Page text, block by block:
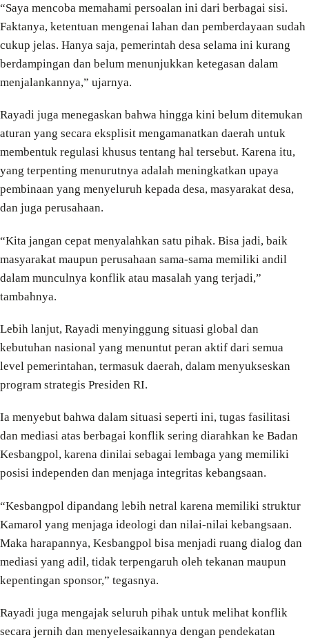
“Saya mencoba memahami persoalan ini dari berbagai sisi.
Faktanya, ketentuan mengenai lahan dan pemberdayaan sudah
cukup jelas. Hanya saja, pemerintah desa selama ini kurang
berdampingan dan belum menunjukkan ketegasan dalam
menjalankannya,” ujarnya.
Rayadi juga menegaskan bahwa hingga kini belum ditemukan
aturan yang secara eksplisit mengamanatkan daerah untuk
membentuk regulasi khusus tentang hal tersebut. Karena itu,
yang terpenting menurutnya adalah meningkatkan upaya
pembinaan yang menyeluruh kepada desa, masyarakat desa,
dan juga perusahaan.
“Kita jangan cepat menyalahkan satu pihak. Bisa jadi, baik
masyarakat maupun perusahaan sama-sama memiliki andil
dalam munculnya konflik atau masalah yang terjadi,”
tambahnya.
Lebih lanjut, Rayadi menyinggung situasi global dan
kebutuhan nasional yang menuntut peran aktif dari semua
level pemerintahan, termasuk daerah, dalam menyukseskan
program strategis Presiden RI.
Ia menyebut bahwa dalam situasi seperti ini, tugas fasilitasi
dan mediasi atas berbagai konflik sering diarahkan ke Badan
Kesbangpol, karena dinilai sebagai lembaga yang memiliki
posisi independen dan menjaga integritas kebangsaan.
“Kesbangpol dipandang lebih netral karena memiliki struktur
Kamarol yang menjaga ideologi dan nilai-nilai kebangsaan.
Maka harapannya, Kesbangpol bisa menjadi ruang dialog dan
mediasi yang adil, tidak terpengaruh oleh tekanan maupun
kepentingan sponsor,” tegasnya.
Rayadi juga mengajak seluruh pihak untuk melihat konflik
secara jernih dan menyelesaikannya dengan pendekatan